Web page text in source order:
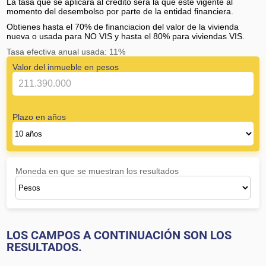
La tasa que se aplicará al crédito será la que este vigente al
momento del desembolso por parte de la entidad financiera.
Obtienes hasta el 70% de financiacion del valor de la vivienda
nueva o usada para NO VIS y hasta el 80% para viviendas VIS.
Tasa efectiva anual usada: 11%
Valor del inmueble en pesos
Plazo en años
Moneda en que se muestran los resultados
LOS CAMPOS A CONTINUACIÓN SON LOS
RESULTADOS.